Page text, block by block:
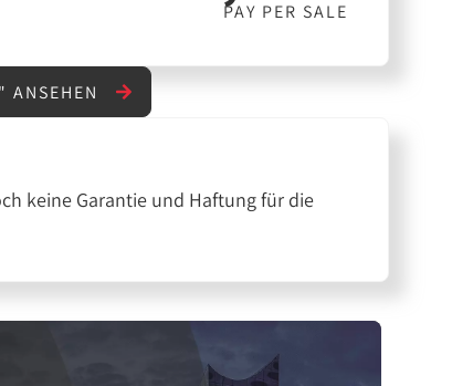
PAY PER SALE
ANSEHEN
keine Garantie und Haftung für die